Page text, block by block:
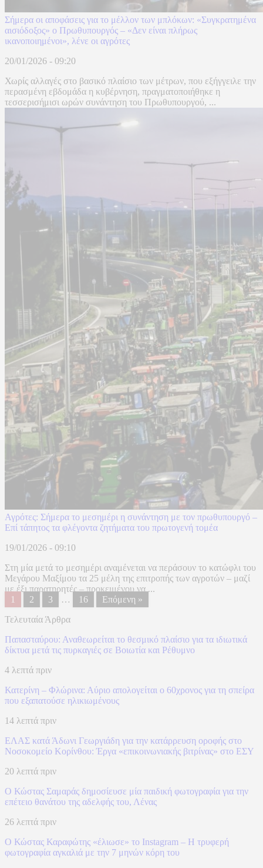
Σήμερα οι αποφάσεις για το μέλλον των μπλόκων: «Συγκρατημένα
αισιόδοξος» ο Πρωθυπουργός – «Δεν είναι πλήρως
ικανοποιημένοι», λένε οι αγρότες
20/01/2026 - 09:20
Χωρίς αλλαγές στο βασικό πλαίσιο των μέτρων, που εξήγγειλε την
περασμένη εβδομάδα η κυβέρνηση, πραγματοποιήθηκε η
τεσσερισήμισι ωρών συνάντηση του Πρωθυπουργού, ...
Αγρότες: Σήμερα το μεσημέρι η συνάντηση με τον πρωθυπουργό –
Επί τάπητος τα φλέγοντα ζητήματα του πρωτογενή τομέα
19/01/2026 - 09:10
Στη μία μετά το μεσημέρι αναμένεται να περάσουν το κατώφλι του
Μεγάρου Μαξίμου τα 25 μέλη της επιτροπής των αγροτών – μαζί
με έξι παρατηρητές – προκειμένου να ...
1
2 3 … 16
Επόμενη »
Τελευταία Άρθρα
Παπασταύρου: Αναθεωρείται το θεσμικό πλαίσιο για τα ιδιωτικά
δίκτυα μετά τις πυρκαγιές σε Βοιωτία και Ρέθυμνο
4 λεπτά πριν
Κατερίνη – Φλώρινα: Αύριο απολογείται ο 60χρονος για τη σπείρα
που εξαπατούσε ηλικιωμένους
14 λεπτά πριν
ΕΛΑΣ κατά Άδωνι Γεωργιάδη για την κατάρρευση οροφής στο
Νοσοκομείο Κορίνθου: Έργα «επικοινωνιακής βιτρίνας» στο ΕΣΥ
20 λεπτά πριν
Ο Κώστας Σαμαράς δημοσίευσε μία παιδική φωτογραφία για την
επέτειο θανάτου της αδελφής του, Λένας
26 λεπτά πριν
Ο Κώστας Καραφώτης «έλιωσε» το Instagram – Η τρυφερή
φωτογραφία αγκαλιά με την 7 μηνών κόρη του